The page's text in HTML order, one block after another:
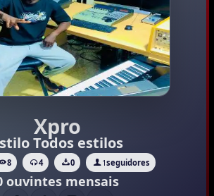
Xpro
Todos estilos
8 4 0 1seguidores
ouvintes mensais